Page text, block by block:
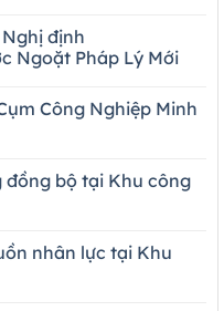
định
Ngoặt Pháp Lý Mới
Công Nghiệp Minh
bộ tại Khu công
nhân lực tại Khu